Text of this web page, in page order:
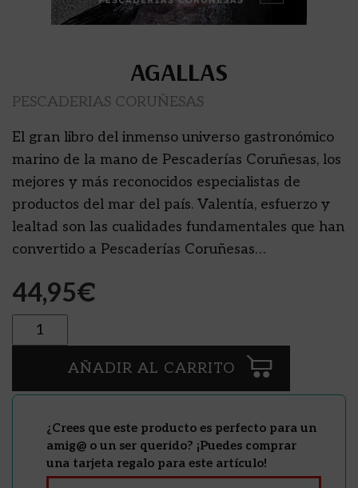
AGALLAS
PESCADERIAS CORUÑESAS
El gran libro del inmenso universo gastronómico
marino de la mano de Pescaderías Coruñesas, los
mejores y más reconocidos especialistas de
productos del mar del país. Valentía, esfuerzo y
lealtad son las cualidades fundamentales que han
convertido a Pescaderías Coruñesas…
44,95€
Cantidad
AÑADIR AL CARRITO
¿Crees que este producto es perfecto para un
amig@ o un ser querido? ¡Puedes comprar
una tarjeta regalo para este artículo!